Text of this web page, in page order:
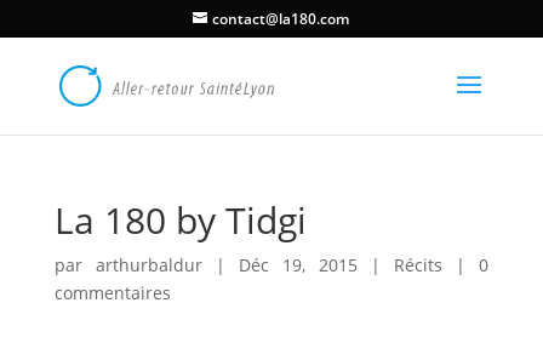
contact@la180.com
La 180 by Tidgi
par arthurbaldur| Déc 19, 2015 | Récits |0
commentaires